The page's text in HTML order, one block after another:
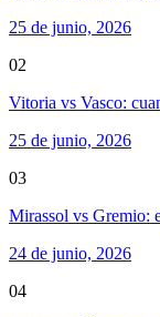
25 de junio, 2026
02
Vitoria vs Vasco:
25 de junio, 2026
03
Mirassol vs Gremio:
24 de junio, 2026
04